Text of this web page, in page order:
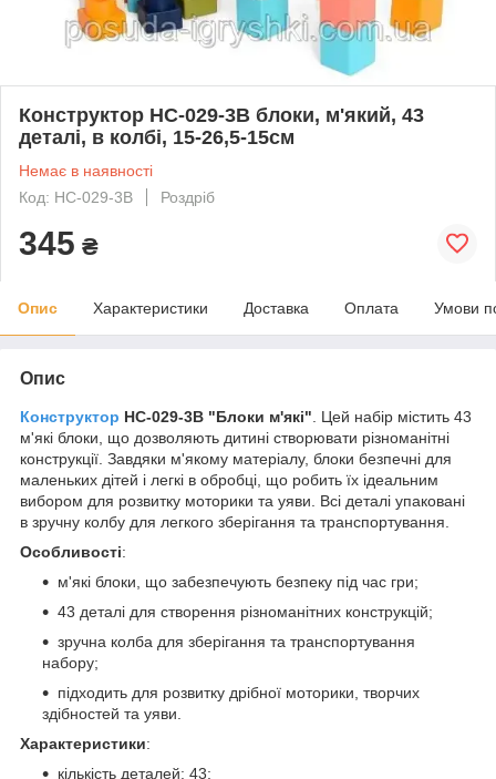
Конструктор HC-029-3B блоки, м'який, 43
деталі, в колбі, 15-26,5-15см
Немає в наявності
Код: HC-029-3B
Роздріб
345 ₴
Опис Характеристики Доставка Оплата Умови
Опис
Конструктор HC-029-3B "Блоки м'які" . Цей набір містить 43
м'які блоки, що дозволяють дитині створювати різноманітні
конструкції. Завдяки м'якому матеріалу, блоки безпечні для
маленьких дітей і легкі в обробці, що робить їх ідеальним
вибором для розвитку моторики та уяви. Всі деталі упаковані
в зручну колбу для легкого зберігання та транспортування.
Особливості:
м'які блоки, що забезпечують безпеку під час гри;
43 деталі для створення різноманітних конструкцій;
зручна колба для зберігання та транспортування
набору;
підходить для розвитку дрібної моторики, творчих
здібностей та уяви.
Характеристики:
кількість деталей: 43;